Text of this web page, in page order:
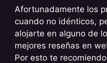
Afortunadamente los
cuando no idénticos,
alojarte en alguno de
mejores reseñas en
Por esto te